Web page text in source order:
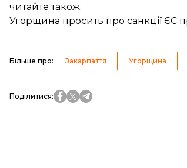
читайте також:
Угорщина просить про санкції ЄС
Більше про: Закарпаття Угорщина
Поділитися: